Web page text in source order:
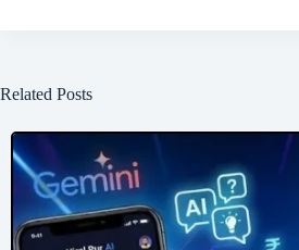
Related Posts